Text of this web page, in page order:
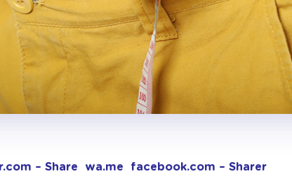
– Share wa.me facebook.com – Sharer